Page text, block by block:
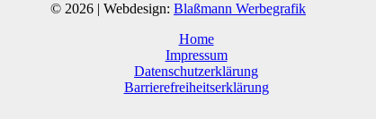
© 2026 | Webdesign: Blaßmann Werbegrafik
Home
Impressum
Datenschutzerklärung
Barrierefreiheitserklärung